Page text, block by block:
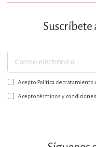
Suscríbete
Suscríbase
a
nuestro
boletín:
Acepto Política de tratamiento
Acepto términos y